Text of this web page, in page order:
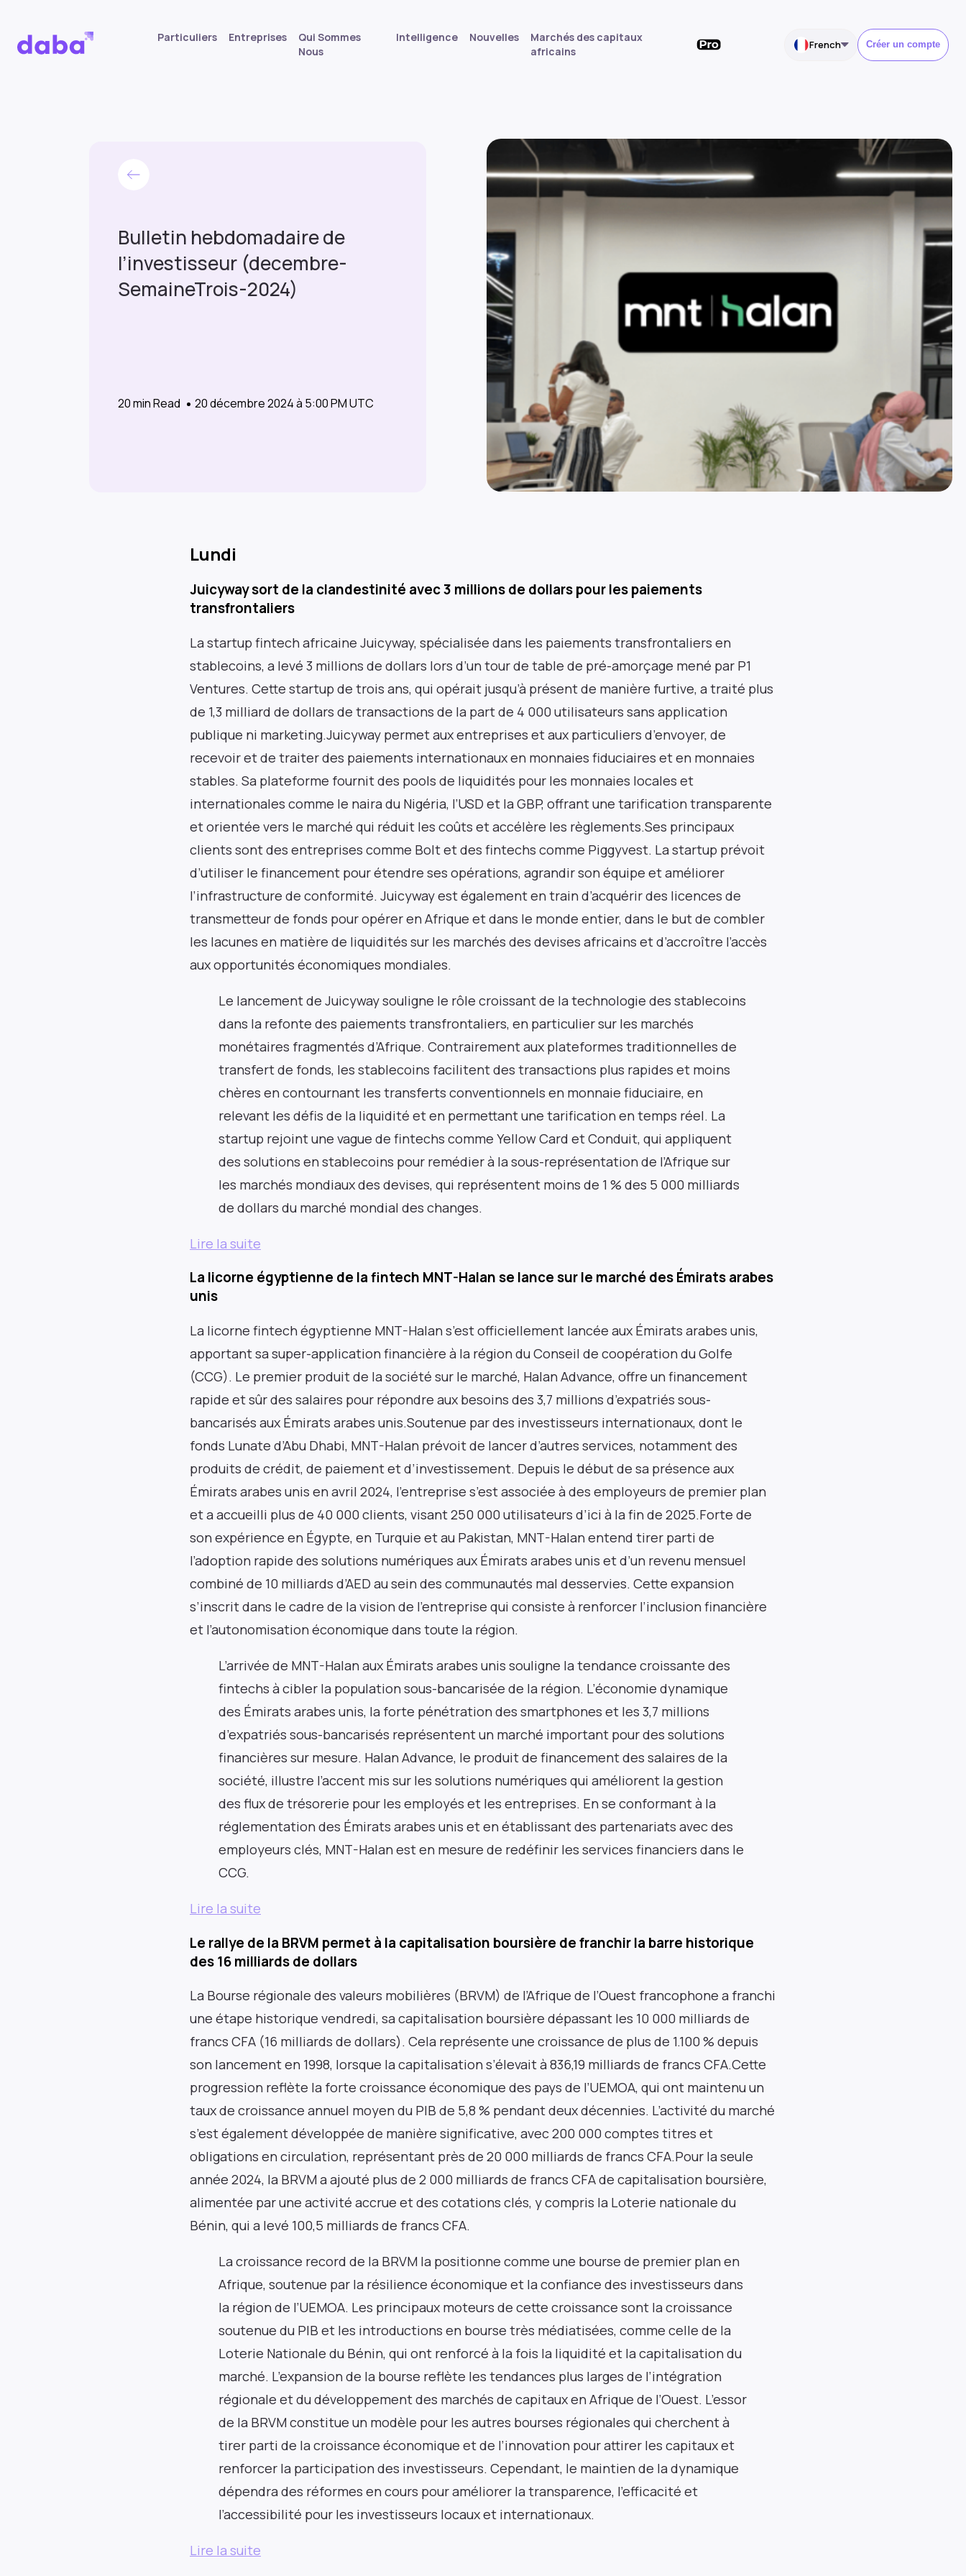
Particuliers Entreprises
Qui Sommes
Nous
Intelligence Nouvelles
Marchés des capitaux
africains
French Créer un compte
Bulletin hebdomadaire de
l’investisseur (decembre-
SemaineTrois-2024)
20min Read 20 décembre 2024 à 5:00 PM UTC
Lundi
Juicyway sort de la clandestinité avec 3 millions de dollars pour les paiements
transfrontaliers
La startup fintech africaine Juicyway, spécialisée dans les paiements transfrontaliers en
stablecoins, a levé 3 millions de dollars lors d’un tour de table de pré-amorçage mené par P1
Ventures. Cette startup de trois ans, qui opérait jusqu’à présent de manière furtive, a traité plus
de 1,3 milliard de dollars de transactions de la part de 4 000 utilisateurs sans application
publique ni marketing.Juicyway permet aux entreprises et aux particuliers d’envoyer, de
recevoir et de traiter des paiements internationaux en monnaies fiduciaires et en monnaies
stables. Sa plateforme fournit des pools de liquidités pour les monnaies locales et
internationales comme le naira du Nigéria, l’USD et la GBP, offrant une tarification transparente
et orientée vers le marché qui réduit les coûts et accélère les règlements.Ses principaux
clients sont des entreprises comme Bolt et des fintechs comme Piggyvest. La startup prévoit
d’utiliser le financement pour étendre ses opérations, agrandir son équipe et améliorer
l’infrastructure de conformité. Juicyway est également en train d’acquérir des licences de
transmetteur de fonds pour opérer en Afrique et dans le monde entier, dans le but de combler
les lacunes en matière de liquidités sur les marchés des devises africains et d’accroître l’accès
aux opportunités économiques mondiales.
Le lancement de Juicyway souligne le rôle croissant de la technologie des stablecoins
dans la refonte des paiements transfrontaliers, en particulier sur les marchés
monétaires fragmentés d’Afrique. Contrairement aux plateformes traditionnelles de
transfert de fonds, les stablecoins facilitent des transactions plus rapides et moins
chères en contournant les transferts conventionnels en monnaie fiduciaire, en
relevant les défis de la liquidité et en permettant une tarification en temps réel. La
startup rejoint une vague de fintechs comme Yellow Card et Conduit, qui appliquent
des solutions en stablecoins pour remédier à la sous-représentation de l’Afrique sur
les marchés mondiaux des devises, qui représentent moins de 1 % des 5 000 milliards
de dollars du marché mondial des changes.
Lire la suite
La licorne égyptienne de la fintech MNT-Halan se lance sur le marché des Émirats arabes
unis
La licorne fintech égyptienne MNT-Halan s’est officiellement lancée aux Émirats arabes unis,
apportant sa super-application financière à la région du Conseil de coopération du Golfe
(CCG). Le premier produit de la société sur le marché, Halan Advance, offre un financement
rapide et sûr des salaires pour répondre aux besoins des 3,7 millions d’expatriés sous-
bancarisés aux Émirats arabes unis.Soutenue par des investisseurs internationaux, dont le
fonds Lunate d’Abu Dhabi, MNT-Halan prévoit de lancer d’autres services, notamment des
produits de crédit, de paiement et d’investissement. Depuis le début de sa présence aux
Émirats arabes unis en avril 2024, l’entreprise s’est associée à des employeurs de premier plan
et a accueilli plus de 40 000 clients, visant 250 000 utilisateurs d’ici à la fin de 2025.Forte de
son expérience en Égypte, en Turquie et au Pakistan, MNT-Halan entend tirer parti de
l’adoption rapide des solutions numériques aux Émirats arabes unis et d’un revenu mensuel
combiné de 10 milliards d’AED au sein des communautés mal desservies. Cette expansion
s’inscrit dans le cadre de la vision de l’entreprise qui consiste à renforcer l’inclusion financière
et l’autonomisation économique dans toute la région.
L’arrivée de MNT-Halan aux Émirats arabes unis souligne la tendance croissante des
fintechs à cibler la population sous-bancarisée de la région. L’économie dynamique
des Émirats arabes unis, la forte pénétration des smartphones et les 3,7 millions
d’expatriés sous-bancarisés représentent un marché important pour des solutions
financières sur mesure. Halan Advance, le produit de financement des salaires de la
société, illustre l’accent mis sur les solutions numériques qui améliorent la gestion
des flux de trésorerie pour les employés et les entreprises. En se conformant à la
réglementation des Émirats arabes unis et en établissant des partenariats avec des
employeurs clés, MNT-Halan est en mesure de redéfinir les services financiers dans le
CCG.
Lire la suite
Le rallye de la BRVM permet à la capitalisation boursière de franchir la barre historique
des 16 milliards de dollars
La Bourse régionale des valeurs mobilières (BRVM) de l’Afrique de l’Ouest francophone a franchi
une étape historique vendredi, sa capitalisation boursière dépassant les 10 000 milliards de
francs CFA (16 milliards de dollars). Cela représente une croissance de plus de 1.100 % depuis
son lancement en 1998, lorsque la capitalisation s’élevait à 836,19 milliards de francs CFA.Cette
progression reflète la forte croissance économique des pays de l’UEMOA, qui ont maintenu un
taux de croissance annuel moyen du PIB de 5,8 % pendant deux décennies. L’activité du marché
s’est également développée de manière significative, avec 200 000 comptes titres et
obligations en circulation, représentant près de 20 000 milliards de francs CFA.Pour la seule
année 2024, la BRVM a ajouté plus de 2 000 milliards de francs CFA de capitalisation boursière,
alimentée par une activité accrue et des cotations clés, y compris la Loterie nationale du
Bénin, qui a levé 100,5 milliards de francs CFA.
La croissance record de la BRVM la positionne comme une bourse de premier plan en
Afrique, soutenue par la résilience économique et la confiance des investisseurs dans
la région de l’UEMOA. Les principaux moteurs de cette croissance sont la croissance
soutenue du PIB et les introductions en bourse très médiatisées, comme celle de la
Loterie Nationale du Bénin, qui ont renforcé à la fois la liquidité et la capitalisation du
marché. L’expansion de la bourse reflète les tendances plus larges de l’intégration
régionale et du développement des marchés de capitaux en Afrique de l’Ouest. L’essor
de la BRVM constitue un modèle pour les autres bourses régionales qui cherchent à
tirer parti de la croissance économique et de l’innovation pour attirer les capitaux et
renforcer la participation des investisseurs. Cependant, le maintien de la dynamique
dépendra des réformes en cours pour améliorer la transparence, l’efficacité et
l’accessibilité pour les investisseurs locaux et internationaux.
Lire la suite
Restez informé grâce à nos
newsletters lues par plus de 25 000
professionnels dans le monde
Restez informé des principales actualités et
événements sur les marchés africains. Livré
Pulse54
Une plongée approfondie dans ce qui est ancien
et nouveau dans le paysage de l’investissement
en Afrique. Livré deux fois par mois.
Événements
Inscrivez-vous pour rester informé de nos
webinaires réguliers, des lancements de
produits et des expositions.
Adresse e-mail S'abonner